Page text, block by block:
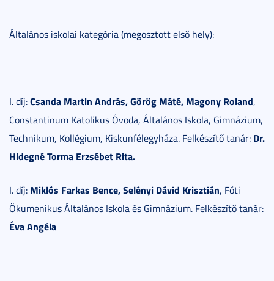
Általános iskolai kategória (megosztott első hely):
I. díj:Csanda Martin András, Görög Máté, Magony Roland,
Constantinum Katolikus Óvoda, Általános Iskola, Gimnázium,
Technikum, Kollégium, Kiskunfélegyháza. Felkészítő tanár: Dr.
Hidegné Torma Erzsébet Rita.
I. díj: Miklós Farkas Bence, Selényi Dávid Krisztián, Fóti
Ökumenikus Általános Iskola és Gimnázium. Felkészítő tanár:
Éva Angéla